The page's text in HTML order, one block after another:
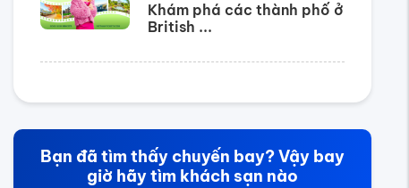
Khám phá các thành phố ở
British ...
Bạn đã tìm thấy chuyến bay? Vậy bay
giờ hãy tìm khách sạn nào